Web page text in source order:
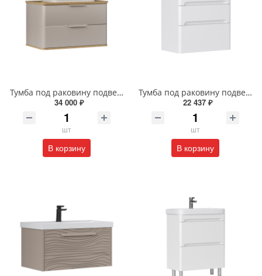
Тумба под раковину подвесная EQUIL Десерт 80.2Я/Desert 80.2Y с ручками в цвет амарок tpDSRT80.2Y-25R амарок/дуб
34 000 ₽
шт
В корзину
Тумба под раковину подвесная EQUIL Найс 70 см tpNICE70.2Y-05 белая
22 437 ₽
шт
В корзину